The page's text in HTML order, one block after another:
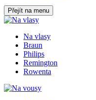
Přejít na menu
Na vlasy
Braun
Philips
Remington
Rowenta